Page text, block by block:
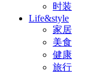
时装
Life&style
家居
美食
健康
旅行